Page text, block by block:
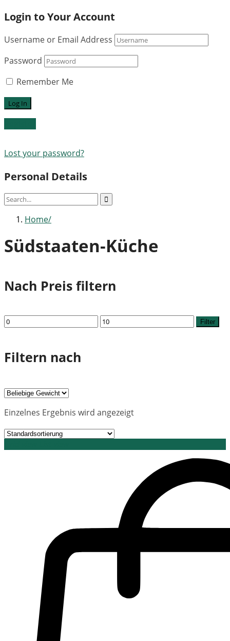
Login to Your Account
Username or Email Address
Password
Remember Me
Lost your password?
Personal Details
Home
Südstaaten-Küche
Nach Preis filtern
Min.
Preis
Max.
Preis
Filter
Filtern nach
Einzelnes Ergebnis wird angezeigt